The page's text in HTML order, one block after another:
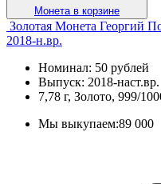
Монета в корзине
Золотая Монета Георгий
2018-н.вр.
Номинал: 50 рублей
Выпуск: 2018-наст.вр.
7,78 г, Золото, 999/
Мы выкупаем:89 000